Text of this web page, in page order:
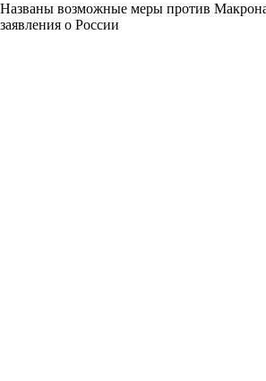
Названы возможные меры против
заявления о России